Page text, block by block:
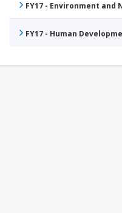
FY17 - Environment
FY17 - Human